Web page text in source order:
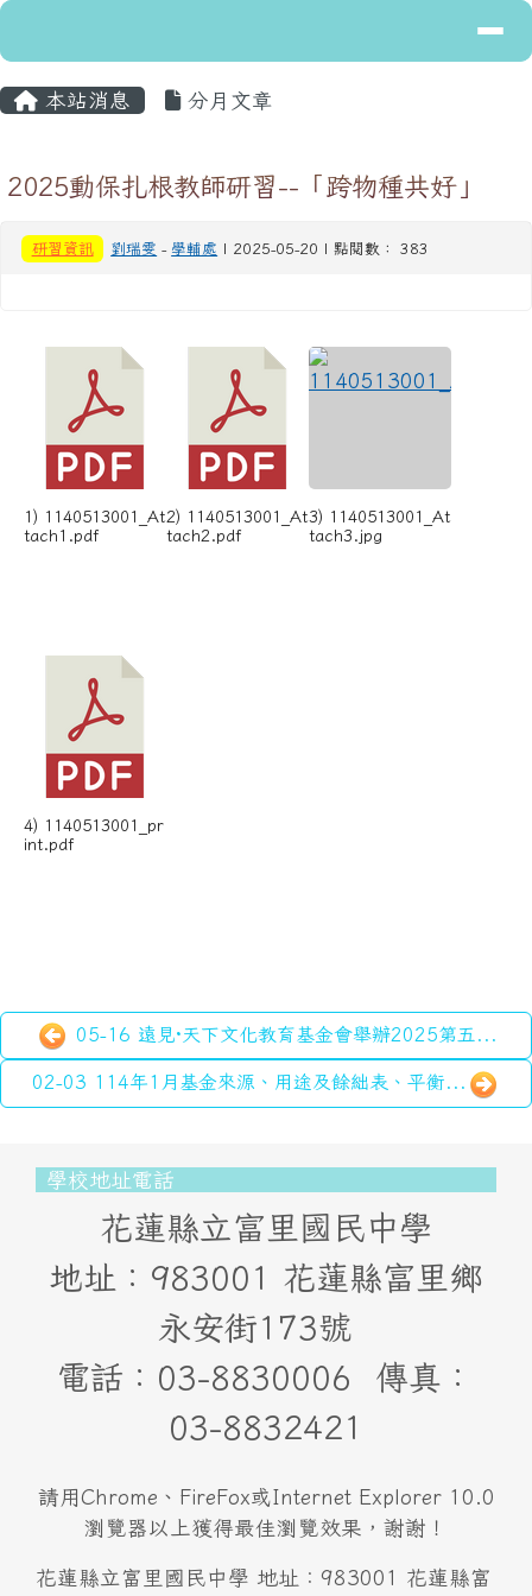
跳至主內容區
花蓮縣立富里國民中學
導覽列
本站消息 分月文章
2025動保扎根教師研習--「跨物種共好」
研習資訊 劉瑞雯 - 學輔處 | 2025-05-20 | 點閱數： 383
1) 1140513001_At
tach1.pdf
2) 1140513001_At
tach2.pdf
3) 1140513001_At
tach3.jpg
4) 1140513001_pr
int.pdf
05-16 遠見·天下文化教育基金會舉辦2025第五...
02-03 114年1月基金來源、用途及餘絀表、平衡...
頁尾區域內容
學校地址電話
花蓮縣立富里國民中學
地址：983001 花蓮縣富里鄉
永安街173號
電話：03-8830006 傳真：
03-8832421
請用Chrome、FireFox或Internet Explorer 10.0
瀏覽器以上獲得最佳瀏覽效果，謝謝！
花蓮縣立富里國民中學 地址：983001 花蓮縣富